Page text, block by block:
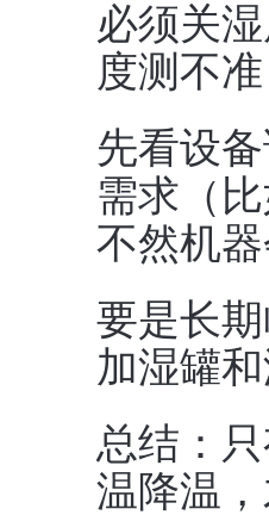
必须关
度测不
先看设
需求（
不然机
要是长
加湿罐
总结：
温降温